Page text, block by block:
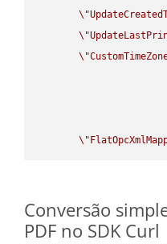
\"
\"
\"
\"
Conversão
PDF no SDK Curl